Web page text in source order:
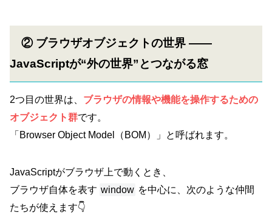
② ブラウザオブジェクトの世界 ――
JavaScriptが“外の世界”とつながる窓
2つ目の世界は、 ブラウザの情報や機能を操作するための
オブジェクト群です。
「Browser Object Model（BOM）」と呼ばれます。
JavaScriptがブラウザ上で動くとき、
ブラウザ自体を表す window を中心に、次のような仲間
たちが使えます👇